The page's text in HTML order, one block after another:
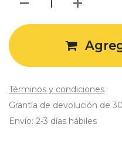
Términos y condiciones
Grantía de devolución de
Envío: 2-3 días hábiles